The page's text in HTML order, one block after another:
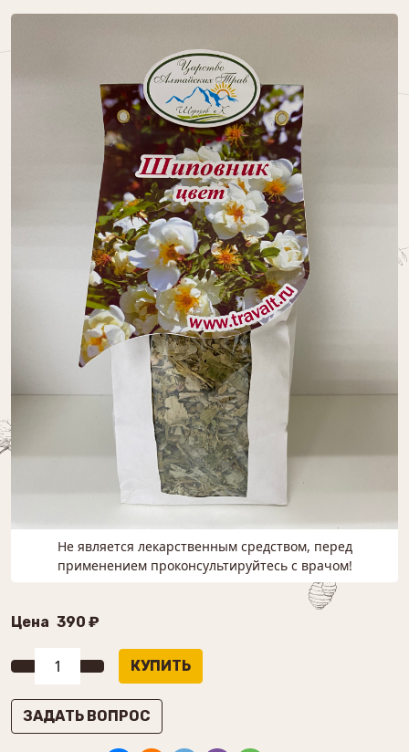
Не является лекарственным средством, перед
применением проконсультируйтесь с врачом!
Цена 390 ₽
ЗАДАТЬ ВОПРОС